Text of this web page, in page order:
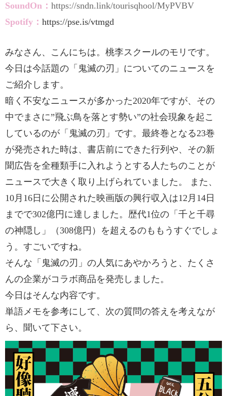
SoundOn： https://sndn.link/tourisqhool/MyPVBV
Spotify： https://pse.is/vtmgd
みなさん、こんにちは。桃李スクールのモリです。
今日は今話題の「鬼滅の刃」についてのニュースを
ご紹介します。
暗く不安なニュースが多かった2020年ですが、その
中でまさに”飛ぶ鳥を落とす勢い”の社会現象を起こ
しているのが「鬼滅の刃」です。最終巻となる23巻
が発売された時は、書店前にできた行列や、その新
聞広告を全種類手に入れようとする人たちのことが
ニュースで大きく取り上げられていました。 また、
10月16日に公開された映画版の興行収入は12月14日
までで302億円に達しました。歴代1位の「千と千尋
の神隠し」（308億円）を超えるのももうすぐでしょ
う。すごいですね。
そんな「鬼滅の刃」の人気にあやかろうと、たくさ
んの企業がコラボ商品を発売しました。
今日はそんな内容です。
単語メモを参考にして、次の質問の答えを考えなが
ら、聞いて下さい。